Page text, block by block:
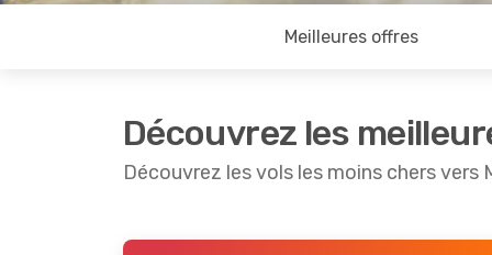
Meilleures offres
Découvrez les
Découvrez les vols les moins chers vers